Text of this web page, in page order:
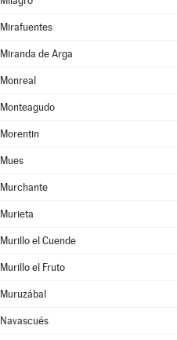
Mirafuentes
Miranda de Arga
Monreal
Monteagudo
Morentin
Mues
Murchante
Murieta
Murillo el Cuende
Murillo el Fruto
Muruzábal
Navascués